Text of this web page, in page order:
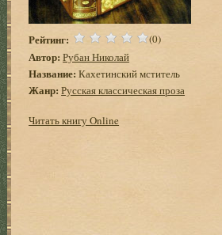
Рейтинг: (0)
Автор: Рубан Николай
Название: Кахетинский мститель
Жанр: Русская классическая проза
Читать книгу Online